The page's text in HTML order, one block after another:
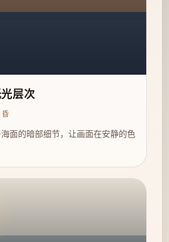
层次
面的暗部细节，让画面在安静的色